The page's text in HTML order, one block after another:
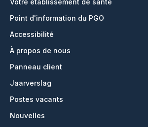
Votre établissement de santé
Point d'information du PGO
Accessibilité
À propos de nous
Panneau client
Jaarverslag
Postes vacants
Nouvelles